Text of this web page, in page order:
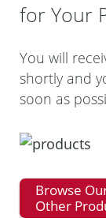
for Your
You will
shortly and
soon as
Browse
Other